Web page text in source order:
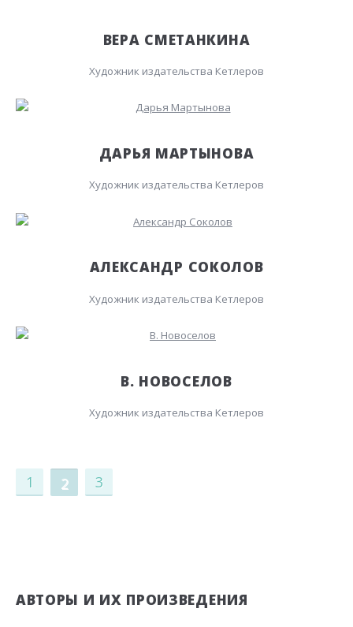
ВЕРА СМЕТАНКИНА
Художник издательства Кетлеров
ДАРЬЯ МАРТЫНОВА
Художник издательства Кетлеров
АЛЕКСАНДР СОКОЛОВ
Художник издательства Кетлеров
В. НОВОСЕЛОВ
Художник издательства Кетлеров
1 2 3
АВТОРЫ И ИХ ПРОИЗВЕДЕНИЯ